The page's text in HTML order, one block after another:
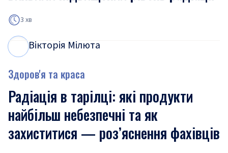
3 хв
Вікторія Мілюта
Здоров'я та краса
Радіація в тарілці: які продукти
найбільш небезпечні та як
захиститися — роз’яснення фахівців